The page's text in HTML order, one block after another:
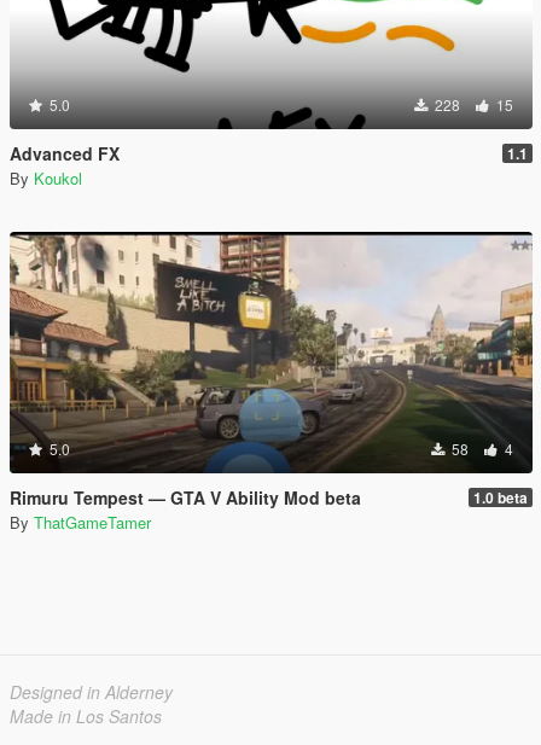
5.0 228 15
Advanced FX 1.1
By Koukol
5.0 58 4
Rimuru Tempest — GTA V Ability Mod beta 1.0 beta
By ThatGameTamer
Designed in Alderney
Made in Los Santos